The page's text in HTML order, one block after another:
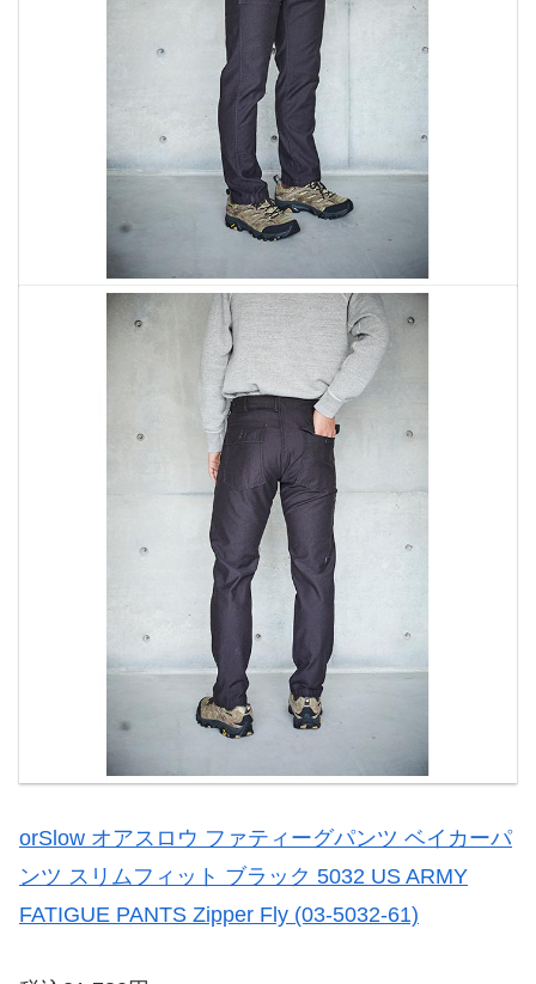
orSlow オアスロウ ファティーグパンツ ベイカーパ
ンツ スリムフィット ブラック 5032 US ARMY
FATIGUE PANTS Zipper Fly (03-5032-61)